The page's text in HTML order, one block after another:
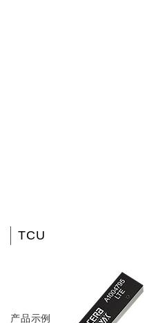
TCU
产品示例